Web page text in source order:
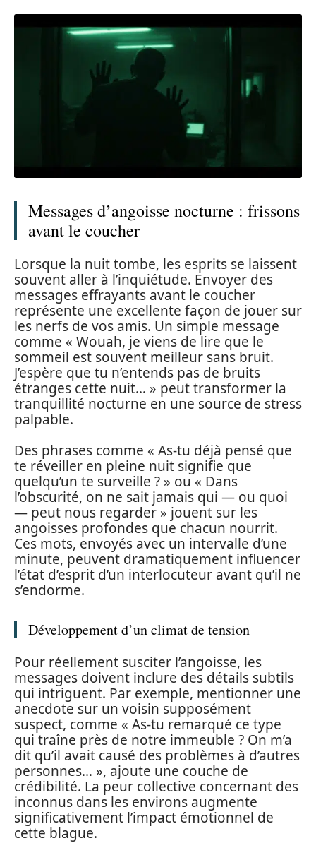
Messages d’angoisse nocturne : frissons
avant le coucher
Lorsque la nuit tombe, les esprits se laissent
souvent aller à l’inquiétude. Envoyer des
messages effrayants avant le coucher
représente une excellente façon de jouer sur
les nerfs de vos amis. Un simple message
comme « Wouah, je viens de lire que le
sommeil est souvent meilleur sans bruit.
J’espère que tu n’entends pas de bruits
étranges cette nuit… » peut transformer la
tranquillité nocturne en une source de stress
palpable.
Des phrases comme « As-tu déjà pensé que
te réveiller en pleine nuit signifie que
quelqu’un te surveille ? » ou « Dans
l’obscurité, on ne sait jamais qui — ou quoi
— peut nous regarder » jouent sur les
angoisses profondes que chacun nourrit.
Ces mots, envoyés avec un intervalle d’une
minute, peuvent dramatiquement influencer
l’état d’esprit d’un interlocuteur avant qu’il ne
s’endorme.
Développement d’un climat de tension
Pour réellement susciter l’angoisse, les
messages doivent inclure des détails subtils
qui intriguent. Par exemple, mentionner une
anecdote sur un voisin supposément
suspect, comme « As-tu remarqué ce type
qui traîne près de notre immeuble ? On m’a
dit qu’il avait causé des problèmes à d’autres
personnes… », ajoute une couche de
crédibilité. La peur collective concernant des
inconnus dans les environs augmente
significativement l’impact émotionnel de
cette blague.